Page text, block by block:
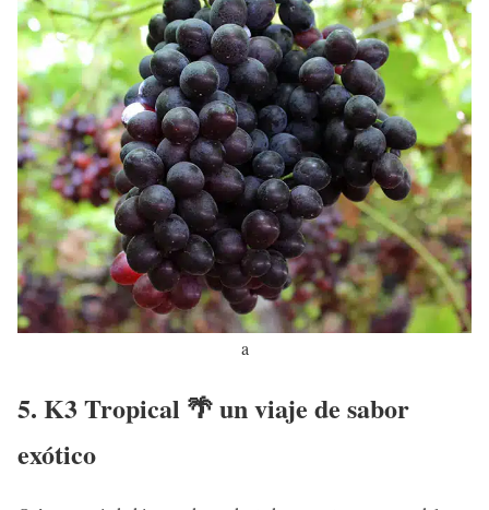
a
5. K3 Tropical 🌴 un viaje de sabor
exótico